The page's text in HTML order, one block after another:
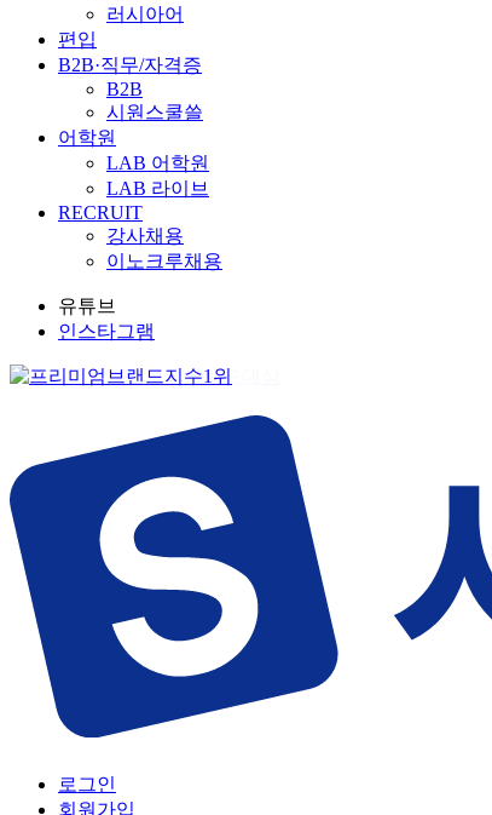
러시아어
편입
B2B·직무/자격증
B2B
시원스쿨쓸
어학원
LAB 어학원
LAB 라이브
RECRUIT
강사채용
이노크루채용
유튜브
인스타그램
로그인
회원가입